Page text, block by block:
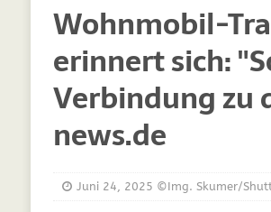
[ März 30, 2021 ]
[ März 19, 2021 ]
[ Oktober 15,
[ September 19,
[ Februar 11, 2019 ]
Wohnmobil-
erinnert sich:
Verbindung zu
news.de
Juni 24, 2025 ©Img. Skumer/